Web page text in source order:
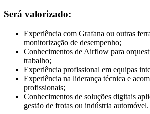
Será valorizado:
Experiência com Grafana ou outras
monitorização de desempenho;
Conhecimentos de Airflow para
trabalho;
Experiência profissional em equipas
Experiência na liderança técnica e
profissionais;
Conhecimentos de soluções digitais
gestão de frotas ou indústria automóvel.